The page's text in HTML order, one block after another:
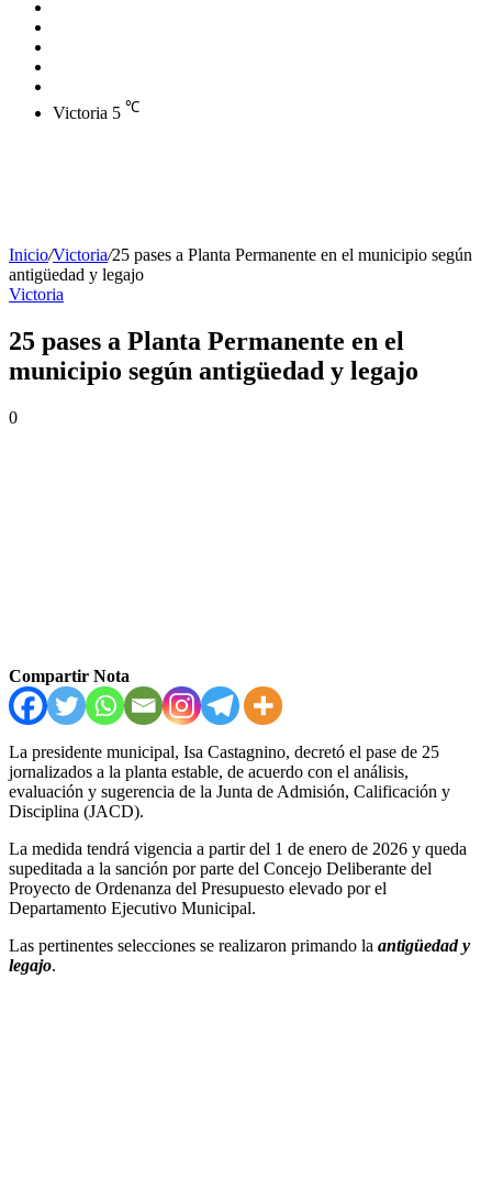
Victoria 5 ℃
Inicio/Victoria/25 pases a Planta Permanente en el municipio según
antigüedad y legajo
Victoria
25 pases a Planta Permanente en el
municipio según antigüedad y legajo
0
Compartir Nota
La presidente municipal, Isa Castagnino, decretó el pase de 25
jornalizados a la planta estable, de acuerdo con el análisis,
evaluación y sugerencia de la Junta de Admisión, Calificación y
Disciplina (JACD).
La medida tendrá vigencia a partir del 1 de enero de 2026 y queda
supeditada a la sanción por parte del Concejo Deliberante del
Proyecto de Ordenanza del Presupuesto elevado por el
Departamento Ejecutivo Municipal.
Las pertinentes selecciones se realizaron primando la antigüedad y
legajo.